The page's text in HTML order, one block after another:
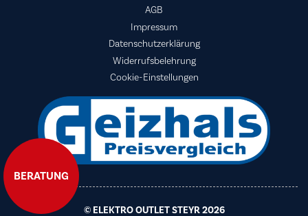
BERATUNG
AGB
Impressum
Datenschutzerklärung
Widerrufsbelehrung
Cookie-Einstellungen
© ELEKTRO OUTLET STEYR 2026